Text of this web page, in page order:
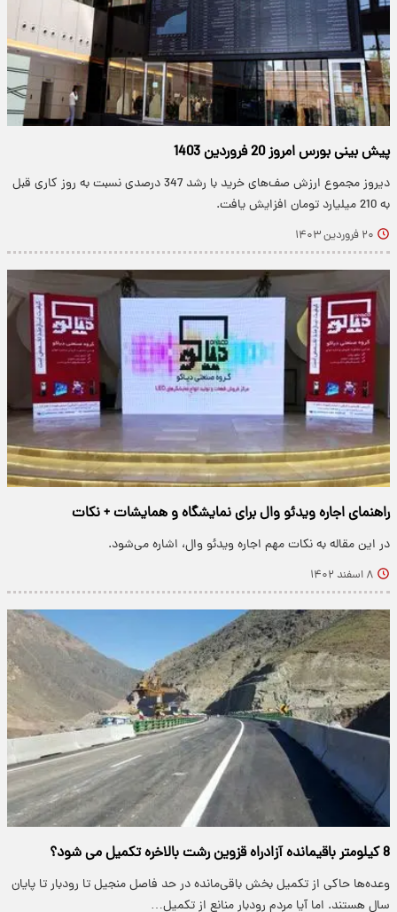
پیش بینی بورس امروز 20 فروردین 1403
دیروز مجموع ارزش صف‌های خرید با رشد 347 درصدی نسبت به روز کاری قبل
به 210 میلیارد تومان افزایش یافت.
۲۰ فروردین ۱۴۰۳
راهنمای اجاره ویدئو وال برای نمایشگاه و همایشات + نکات
در این مقاله به نکات مهم اجاره ویدئو وال، اشاره می‌شود.
۸ اسفند ۱۴۰۲
8 کیلومتر باقیمانده آزادراه قزوین رشت بالاخره تکمیل می شود؟
وعده‌ها حاکی از تکمیل بخش باقی‌مانده در حد فاصل منجیل تا رودبار تا پایان
سال هستند. اما آیا مردم رودبار منانع از تکمیل…